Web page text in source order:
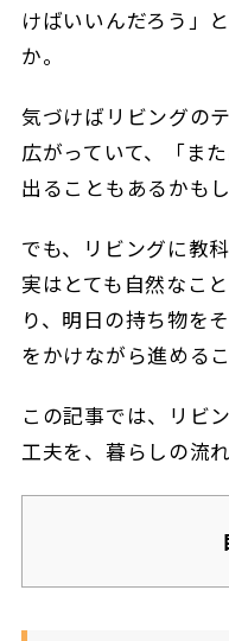
けばいいんだろう」
か。
気づけばリビングの
広がっていて、「ま
出ることもあるかもし
でも、リビングに教
実はとても自然なこ
り、明日の持ち物を
をかけながら進める
この記事では、リビ
工夫を、暮らしの流